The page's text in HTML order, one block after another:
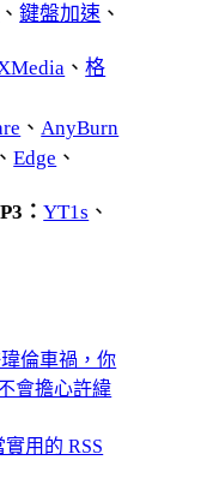
、鍵盤加速 、
、格
、 AnyBurn
、Edge 、
：YT1s 、
倫車禍，你
會擔心許緯
實用的 RSS